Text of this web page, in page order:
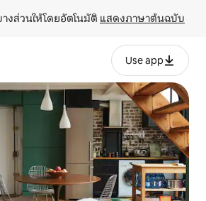
งส่วนให้โดยอัตโนมัติ แสดงภาษาต้นฉบับ
Use app